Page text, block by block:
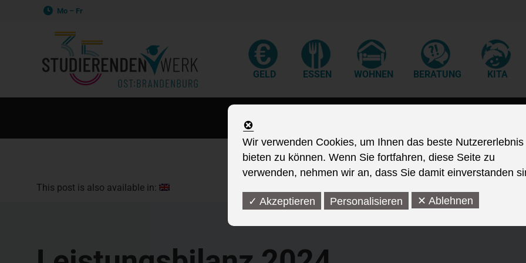
Mo – Fr
GELD ESSEN WOHNEN BERATUNG KITA
This post is also available in:
Wir verwenden Cookies, um Ihnen das beste Nutzererlebnis
bieten zu können. Wenn Sie fortfahren, diese Seite zu
verwenden, nehmen wir an, dass Sie damit einverstanden
✓ Akzeptieren Personalisieren ✕ Ablehnen